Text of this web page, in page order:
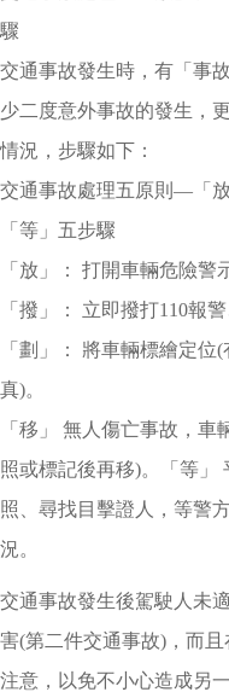
驟
交通事故發生時，有「事
少二度意外事故的發生，
情況，步驟如下：
交通事故處理五原則—「
「等」五步驟
「放」： 打開車輛危險警
「撥」： 立即撥打110報
「劃」： 將車輛標繪定
真)。
「移」 無人傷亡事故，
照或標記後再移)。「等」
照、尋找目擊證人，等警
況。
交通事故發生後駕駛人未
害(第二件交通事故)，而
注意，以免不小心造成另